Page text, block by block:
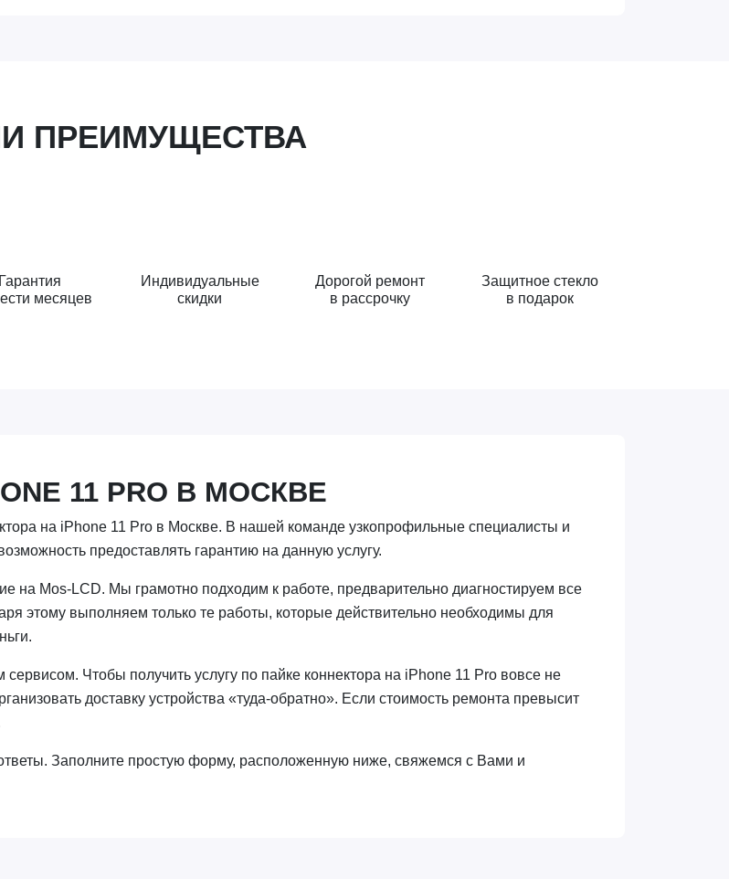
ПРЕИМУЩЕСТВА
Гарантия
месяцев
Индивидуальные
скидки
Дорогой ремонт
в рассрочку
Защитное стекло
в подарок
11 PRO В МОСКВЕ
на iPhone 11 Pro в Москве. В нашей команде узкопрофильные специалисты и
предоставлять гарантию на данную услугу.
на Mos-LCD. Мы грамотно подходим к работе, предварительно диагностируем все
этому выполняем только те работы, которые действительно необходимы для
Чтобы получить услугу по пайке коннектора на iPhone 11 Pro вовсе не
доставку устройства «туда-обратно». Если стоимость ремонта превысит
Заполните простую форму, расположенную ниже, свяжемся с Вами и